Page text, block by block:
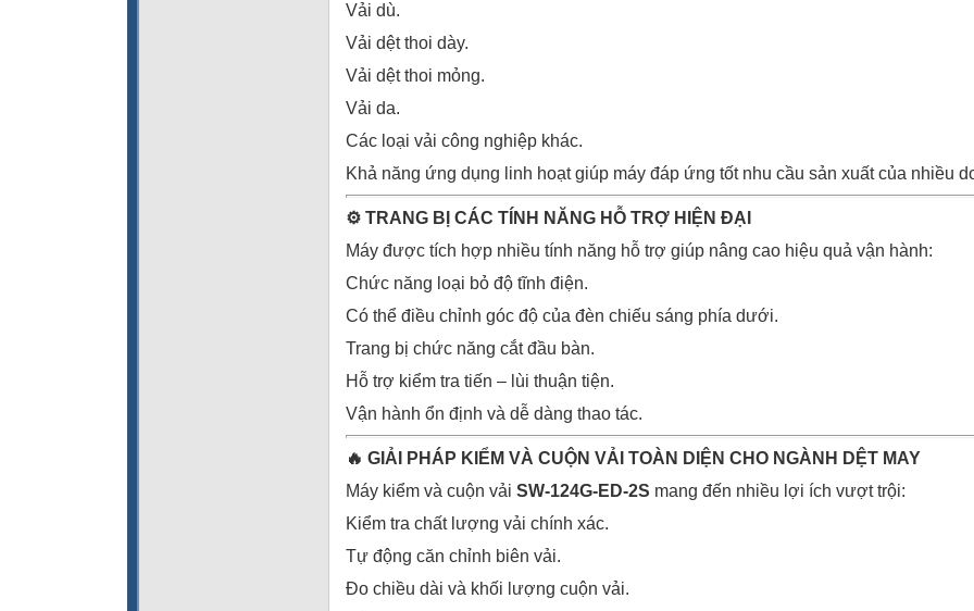
Vải dù.
Vải dệt thoi dày.
Vải dệt thoi mỏng.
Vải da.
Các loại vải công nghiệp khác.
Khả năng ứng dụng linh hoạt giúp máy đáp ứng tốt nhu cầu sản xuất của nhiều
⚙️ TRANG BỊ CÁC TÍNH NĂNG HỖ TRỢ HIỆN ĐẠI
Máy được tích hợp nhiều tính năng hỗ trợ giúp nâng cao hiệu quả vận hành:
Chức năng loại bỏ độ tĩnh điện.
Có thể điều chỉnh góc độ của đèn chiếu sáng phía dưới.
Trang bị chức năng cắt đầu bàn.
Hỗ trợ kiểm tra tiến – lùi thuận tiện.
Vận hành ổn định và dễ dàng thao tác.
🔥 GIẢI PHÁP KIỂM VÀ CUỘN VẢI TOÀN DIỆN CHO NGÀNH DỆT MAY
Máy kiểm và cuộn vải SW-124G-ED-2S mang đến nhiều lợi ích vượt trội:
Kiểm tra chất lượng vải chính xác.
Tự động căn chỉnh biên vải.
Đo chiều dài và khối lượng cuộn vải.